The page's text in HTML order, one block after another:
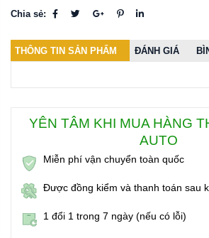
Chia sẻ:
THÔNG TIN SẢN PHẨM ĐÁNH GIÁ
YÊN TÂM KHI MUA HÀNG
AUTO
Miễn phí vận chuyển toàn quốc
Được đồng kiểm và thanh toán sau
1 đổi 1 trong 7 ngày (nếu có lỗi)